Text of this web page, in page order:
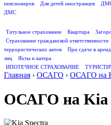
пенсионеров
Для детей иностранцев ДМС
ДМС
Титульное страхование
Квартира
Страхование гражданской ответственности
террористических актов
При сдаче в
лиц
Яхты и катера
ИПОТЕЧНОЕ СТРАХОВАНИЕ
Главная › ОСАГО › ОСАГО на
ОСАГО на Kia